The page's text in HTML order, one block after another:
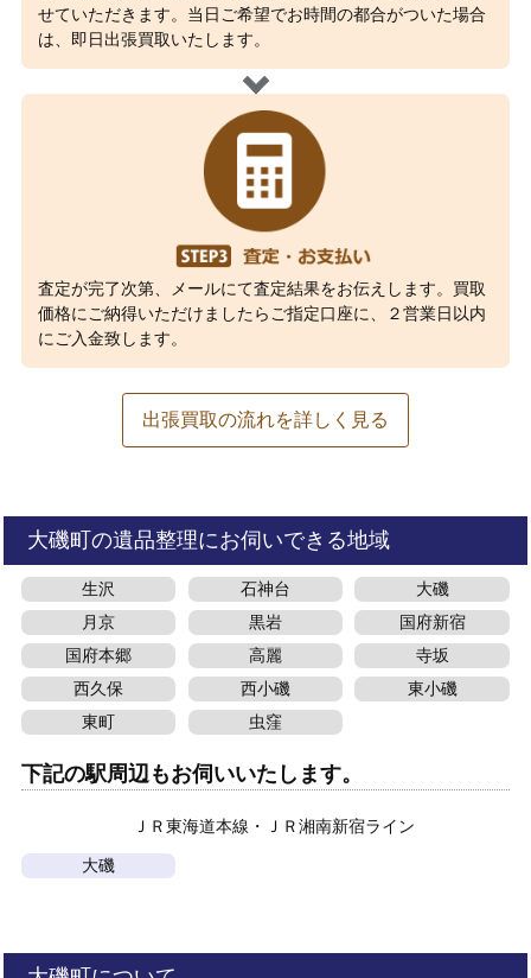
せていただきます。当日ご希望でお時間の都合がついた場合
は、即日出張買取いたします。
査定が完了次第、メールにて査定結果をお伝えします。買取
価格にご納得いただけましたらご指定口座に、２営業日以内
にご入金致します。
出張買取の流れを詳しく見る
大磯町の遺品整理にお伺いできる地域
生沢 石神台
大磯
月京
黒岩
国府新宿
国府本郷
高麗
寺坂
西久保
西小磯
東小磯
東町
虫窪
下記の駅周辺もお伺いいたします。
ＪＲ東海道本線 ＪＲ湘南新宿ライン
大磯